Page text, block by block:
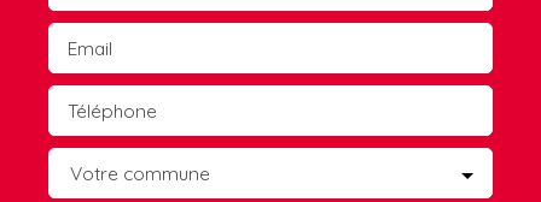
Email
Téléphone
Votre commune